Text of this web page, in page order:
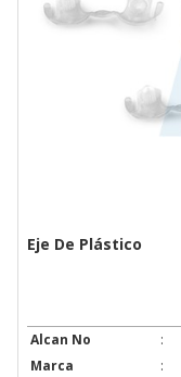
Eje De Plástico
Alcan No :
Marca
: